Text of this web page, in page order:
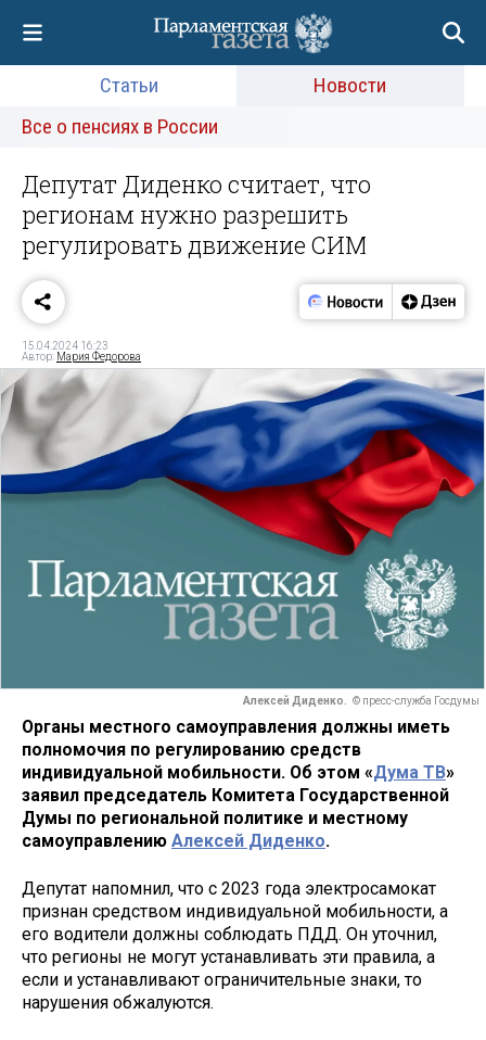
Статьи
Новости
Все о пенсиях в России
Депутат Диденко считает, что
регионам нужно разрешить
регулировать движение СИМ
15.04.2024 16:23
Автор: Мария Федорова
Алексей Диденко. © пресс-служба Госдумы
Органы местного самоуправления должны иметь
полномочия по регулированию средств
индивидуальной мобильности. Об этом «Дума ТВ»
заявил председатель Комитета Государственной
Думы по региональной политике и местному
самоуправлению Алексей Диденко.
Депутат напомнил, что с 2023 года электросамокат
признан средством индивидуальной мобильности, а
его водители должны соблюдать ПДД. Он уточнил,
что регионы не могут устанавливать эти правила, а
если и устанавливают ограничительные знаки, то
нарушения обжалуются.